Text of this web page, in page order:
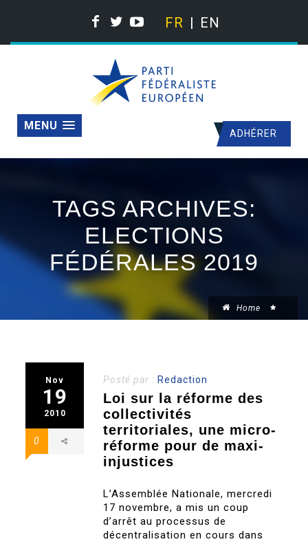
FR EN
ADHÉRER
MENU
TAGS ARCHIVES:
ELECTIONS
FÉDÉRALES 2019
Home
Nov
19
2010
0
Posté par : Redaction
Loi sur la réforme des
collectivités
territoriales, une micro-
réforme pour de maxi-
injustices
L’Assemblée Nationale, mercredi
17 novembre, a mis un coup
d’arrêt au processus de
décentralisation en cours dans